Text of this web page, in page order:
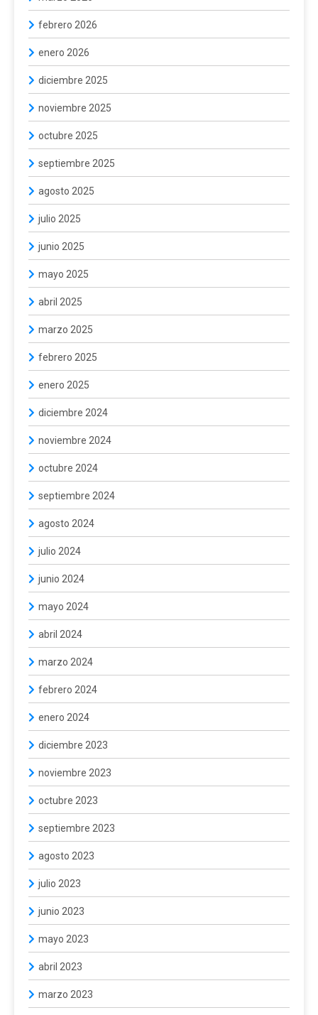
febrero 2026
enero 2026
diciembre 2025
noviembre 2025
octubre 2025
septiembre 2025
agosto 2025
julio 2025
junio 2025
mayo 2025
abril 2025
marzo 2025
febrero 2025
enero 2025
diciembre 2024
noviembre 2024
octubre 2024
septiembre 2024
agosto 2024
julio 2024
junio 2024
mayo 2024
abril 2024
marzo 2024
febrero 2024
enero 2024
diciembre 2023
noviembre 2023
octubre 2023
septiembre 2023
agosto 2023
julio 2023
junio 2023
mayo 2023
abril 2023
marzo 2023